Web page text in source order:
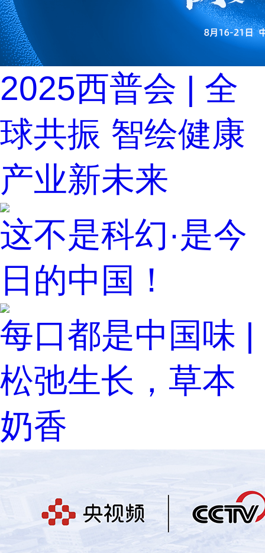
2025西普会 | 全
球共振 智绘健康
产业新未来
这不是科幻·是今
日的中国！
每口都是中国味 |
松弛生长，草本
奶香